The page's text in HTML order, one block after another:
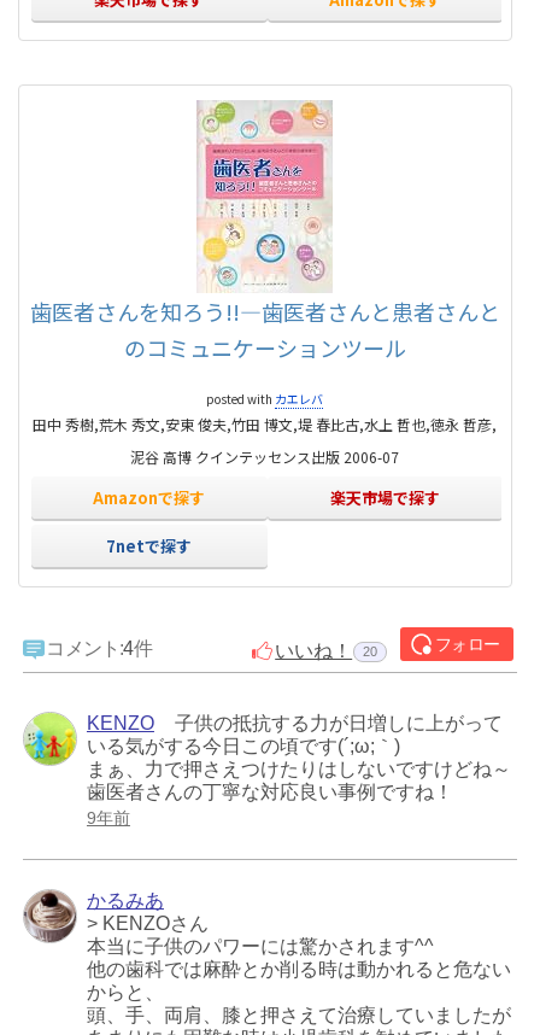
歯医者さんを知ろう!!―歯医者さんと患者さんと
のコミュニケーションツール
posted with カエレバ
田中 秀樹,荒木 秀文,安東 俊夫,竹田 博文,堤 春比古,水上 哲也,徳永 哲彦,
泥谷 高博 クインテッセンス出版 2006-07
Amazonで探す 楽天市場で探す
7netで探す